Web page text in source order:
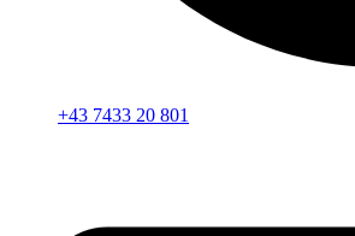
+43 7433 20 801